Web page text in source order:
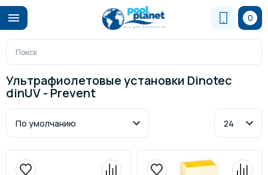
0
Ультрафиолетовые установки Dinotec
dinUV - Prevent